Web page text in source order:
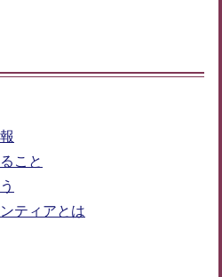
こと
ティアとは